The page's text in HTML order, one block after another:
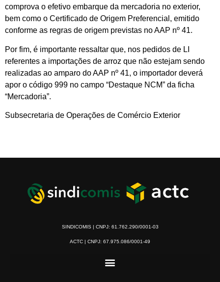
comprova o efetivo embarque da mercadoria no exterior,
bem como o Certificado de Origem Preferencial, emitido
conforme as regras de origem previstas no AAP nº 41.
Por fim, é importante ressaltar que, nos pedidos de LI
referentes a importações de arroz que não estejam sendo
realizadas ao amparo do AAP nº 41, o importador deverá
apor o código 999 no campo “Destaque NCM” da ficha
“Mercadoria”.
Subsecretaria de Operações de Comércio Exterior
SINDICOMIS | CNPJ: 61.762.290/0001-03
ACTC | CNPJ: 67.975.086/0001-49